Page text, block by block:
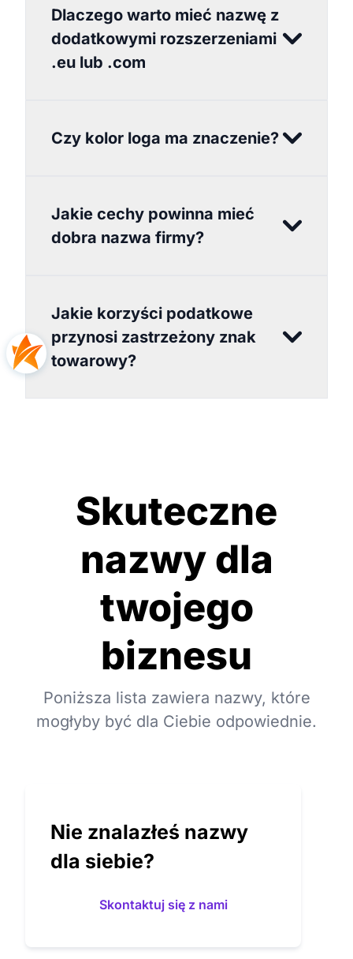
Dlaczego warto mieć nazwę z
dodatkowymi rozszerzeniami
.eu lub .com
Czy kolor loga ma znaczenie?
Jakie cechy powinna mieć
dobra nazwa firmy?
Jakie korzyści podatkowe
przynosi zastrzeżony znak
towarowy?
Skuteczne
nazwy dla
twojego
biznesu
Poniższa lista zawiera nazwy, które
mogłyby być dla Ciebie odpowiednie.
Nie znalazłeś nazwy
dla siebie?
Skontaktuj się z nami